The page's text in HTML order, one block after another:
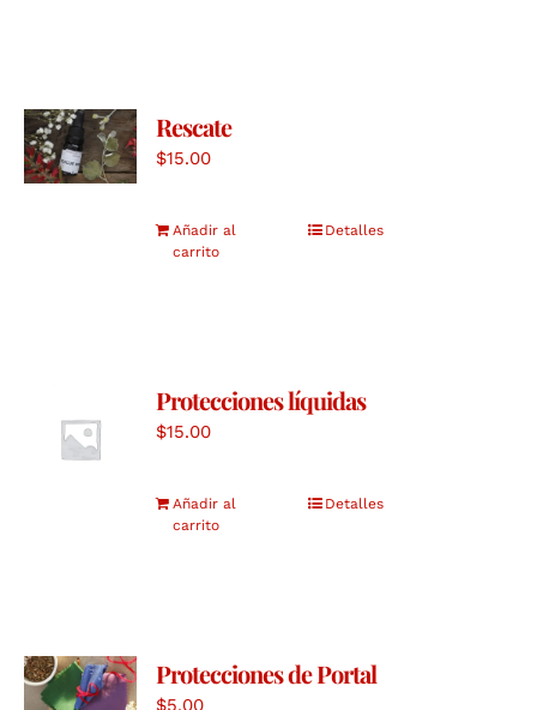
Rescate
$15.00
Añadir al
carrito
Detalles
Protecciones líquidas
$15.00
Añadir al
carrito
Detalles
Protecciones de Portal
$5.00